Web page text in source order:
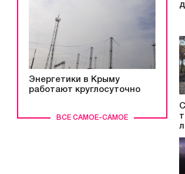
ВСЕ САМОЕ-САМОЕ
Энергетики в Крыму
работают круглосуточно